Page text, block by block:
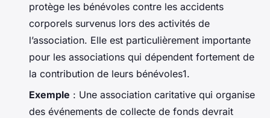
protège les bénévoles contre les accidents
corporels survenus lors des activités de
l’association. Elle est particulièrement importante
pour les associations qui dépendent fortement de
la contribution de leurs bénévoles1.
Exemple : Une association caritative qui organise
des événements de collecte de fonds devrait